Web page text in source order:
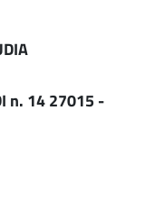
n. 14 27015 -